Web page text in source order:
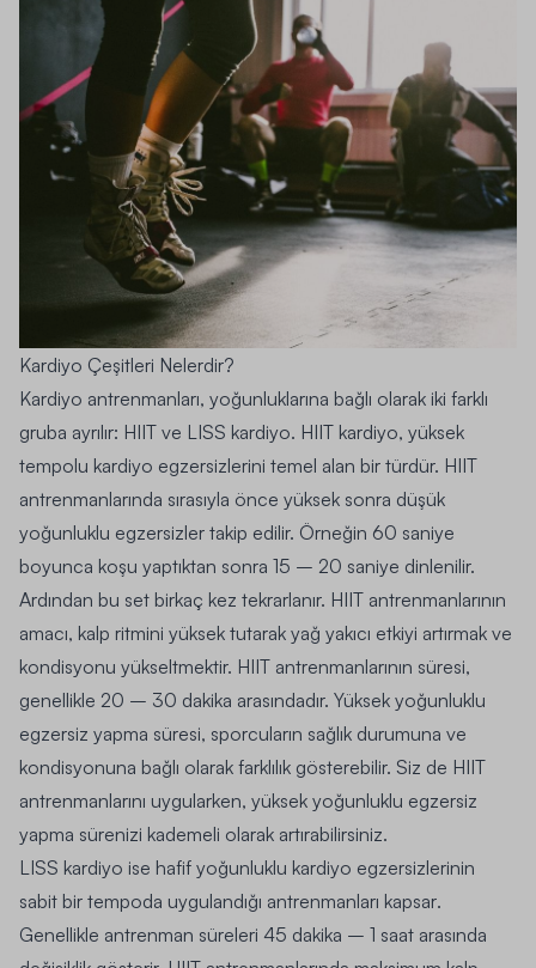
Kardiyo Çeşitleri Nelerdir?
Kardiyo antrenmanları, yoğunluklarına bağlı olarak iki farklı
gruba ayrılır: HIIT ve LISS kardiyo. HIIT kardiyo, yüksek
tempolu kardiyo egzersizlerini temel alan bir türdür. HIIT
antrenmanlarında sırasıyla önce yüksek sonra düşük
yoğunluklu egzersizler takip edilir. Örneğin 60 saniye
boyunca koşu yaptıktan sonra 15 – 20 saniye dinlenilir.
Ardından bu set birkaç kez tekrarlanır. HIIT antrenmanlarının
amacı, kalp ritmini yüksek tutarak yağ yakıcı etkiyi artırmak ve
kondisyonu yükseltmektir. HIIT antrenmanlarının süresi,
genellikle 20 – 30 dakika arasındadır. Yüksek yoğunluklu
egzersiz yapma süresi, sporcuların sağlık durumuna ve
kondisyonuna bağlı olarak farklılık gösterebilir. Siz de HIIT
antrenmanlarını uygularken, yüksek yoğunluklu egzersiz
yapma sürenizi kademeli olarak artırabilirsiniz.
LISS kardiyo ise hafif yoğunluklu kardiyo egzersizlerinin
sabit bir tempoda uygulandığı antrenmanları kapsar.
Genellikle antrenman süreleri 45 dakika – 1 saat arasında